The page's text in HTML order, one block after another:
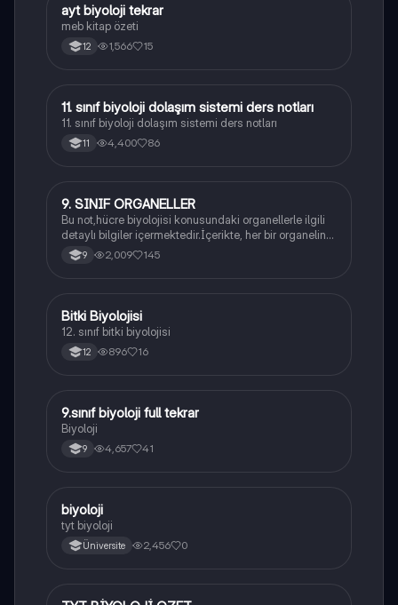
Biyoloji
ayt biyoloji tekrar
meb kitap özeti
12 1,566 15
Biyoloji
11. sınıf biyoloji dolaşım sistemi ders notları
11. sınıf biyoloji dolaşım sistemi ders notları
11 4,400 86
Biyoloji
9. SINIF ORGANELLER
Bu not,hücre biyolojisi konusundaki organellerle ilgili
detaylı bilgiler içermektedir.İçerikte, her bir organelin
yapısı,fonksiyonları ve hücre içindeki rolü
açıklanmaktadır.
9 2,009 145
Biyoloji
Bitki Biyolojisi
12. sınıf bitki biyolojisi
12 896 16
Biyoloji
9.sınıf biyoloji full tekrar
Biyoloji
9 4,657 41
BBiyoloji
biyoloji
tyt biyoloji
Üniversite 2,456 0